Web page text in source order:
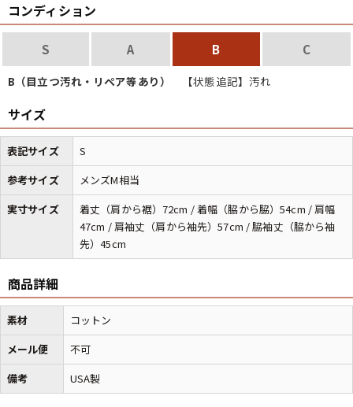
バンド
Tシャツ
Tシャツ
Tシャツ
ミリタリー
Search by Period年代から探す
90年代 80年代 70年代
すべての年代を見る
週刊ラッシュアウト新聞
コンディション
S A B C
B（目立つ汚れ・リペア等あり） 【状態追記】汚れ
サイズ
表記サイズ
S
参考サイズ
メンズM相当
実寸サイズ
着丈（肩から裾）72cm / 着幅（脇から脇）54cm / 肩幅
47cm / 肩袖丈（肩から袖先）57cm / 脇袖丈（脇から袖
先）45cm
商品詳細
素材
コットン
メール便
不可
備考
USA製